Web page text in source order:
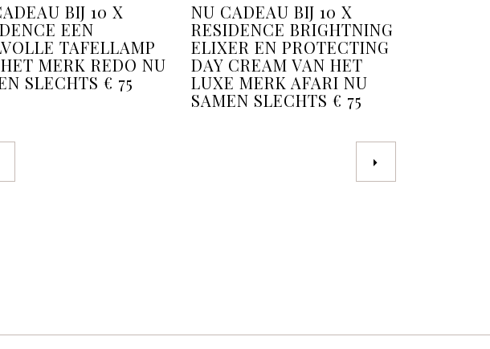
BIJ 10 X
EEN
TAFELLAMP
MERK REDO NU
SLECHTS € 75
NU CADEAU BIJ 10 X
RESIDENCE BRIGHTNING
ELIXER EN PROTECTING
DAY CREAM VAN HET
LUXE MERK AFARI NU
SAMEN SLECHTS € 75